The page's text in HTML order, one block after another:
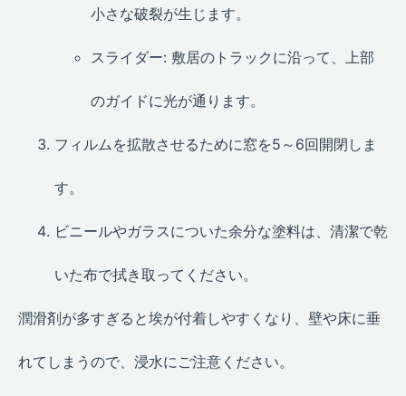
小さな破裂が生じます。
スライダー: 敷居のトラックに沿って、上部
のガイドに光が通ります。
フィルムを拡散させるために窓を5～6回開閉しま
す。
ビニールやガラスについた余分な塗料は、清潔で乾
いた布で拭き取ってください。
潤滑剤が多すぎると埃が付着しやすくなり、壁や床に垂
れてしまうので、浸水にご注意ください。